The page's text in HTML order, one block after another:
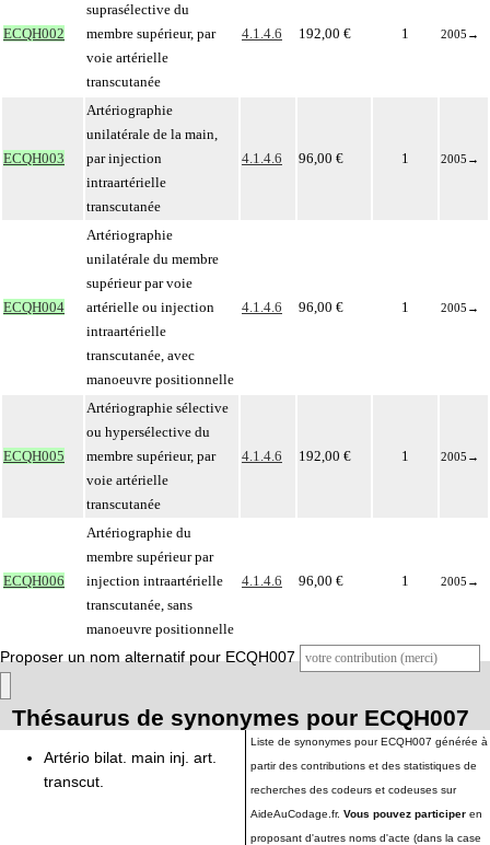
ECQH002
suprasélective du
membre supérieur, par
voie artérielle
transcutanée
4.1.4.6 192,00 € 1 2005 →
ECQH003
Artériographie
unilatérale de la main,
par injection
intraartérielle
transcutanée
4.1.4.6 96,00 € 1 2005 →
ECQH004
Artériographie
unilatérale du membre
supérieur par voie
artérielle ou injection
intraartérielle
transcutanée, avec
manoeuvre positionnelle
4.1.4.6 96,00 € 1 2005 →
ECQH005
Artériographie sélective
ou hypersélective du
membre supérieur, par
voie artérielle
transcutanée
4.1.4.6 192,00 € 1 2005 →
ECQH006
Artériographie du
membre supérieur par
injection intraartérielle
transcutanée, sans
manoeuvre positionnelle
4.1.4.6 96,00 € 1 2005 →
Proposer un nom alternatif pour ECQH007
Thésaurus de synonymes pour ECQH007
Artério bilat. main inj. art.
transcut.
Liste de synonymes pour ECQH007 générée à
partir des contributions et des statistiques de
recherches des codeurs et codeuses sur
AideAuCodage.fr. Vous pouvez participer en
proposant d'autres noms d'acte (dans la case